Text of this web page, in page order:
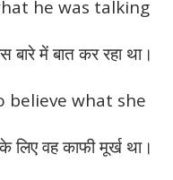
he was talking
में बात कर रहा था।
believe what she
वह काफी मूर्ख था।